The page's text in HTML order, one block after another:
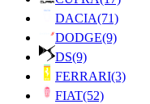
DACIA(71)
DODGE(9)
DS(9)
FERRARI(3)
FIAT(52)